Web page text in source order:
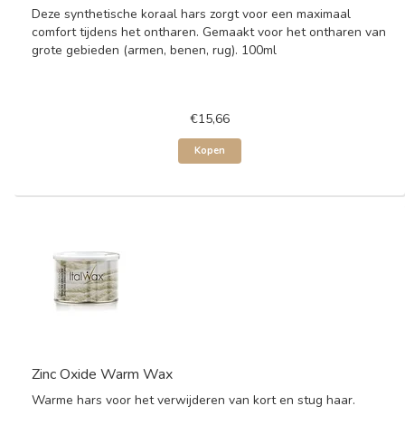
Deze synthetische koraal hars zorgt voor een maximaal
comfort tijdens het ontharen. Gemaakt voor het ontharen van
grote gebieden (armen, benen, rug). 100ml
€15,66
Kopen
Zinc Oxide Warm Wax
Warme hars voor het verwijderen van kort en stug haar.